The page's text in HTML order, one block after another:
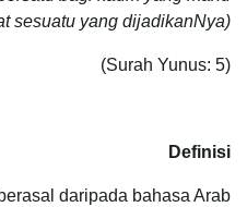
sesuatu yang dijadikanNya).
(Surah Yunus: 5)
Definisi
berasal daripada bahasa Arab